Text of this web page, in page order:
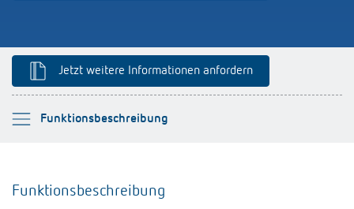
Jetzt weitere Informationen anfordern
Funktionsbeschreibung
Bitte auswählen
Funktionsbeschreibung